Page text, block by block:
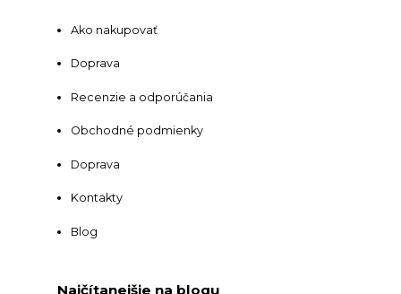
Ako nakupovať
Doprava
Recenzie a odporúčania
Obchodné podmienky
Doprava
Kontakty
Blog
Najčítanejšie na blogu